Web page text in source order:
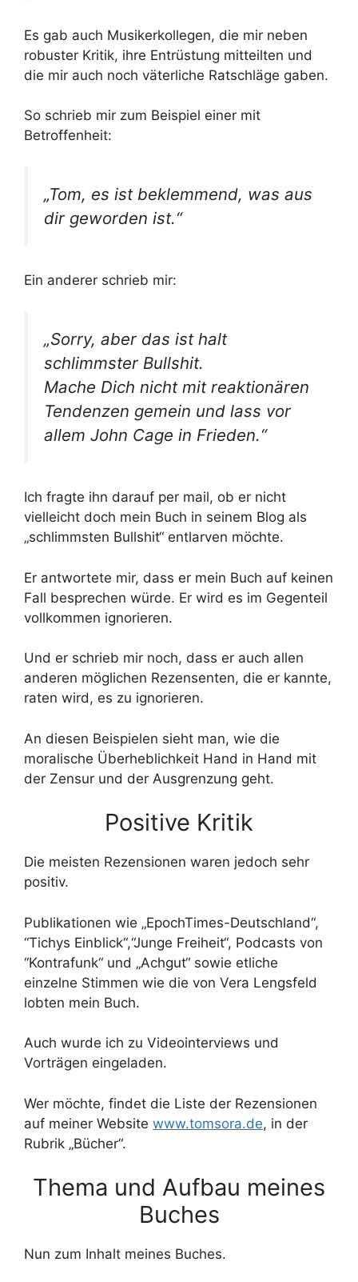
Es gab auch Musikerkollegen, die mir neben
robuster Kritik, ihre Entrüstung mitteilten und
die mir auch noch väterliche Ratschläge gaben.
So schrieb mir zum Beispiel einer mit
Betroffenheit:
„Tom, es ist beklemmend, was aus
dir geworden ist.“
Ein anderer schrieb mir:
„Sorry, aber das ist halt
schlimmster Bullshit.
Mache Dich nicht mit reaktionären
Tendenzen gemein und lass vor
allem John Cage in Frieden.“
Ich fragte ihn darauf per mail, ob er nicht
vielleicht doch mein Buch in seinem Blog als
„schlimmsten Bullshit“ entlarven möchte.
Er antwortete mir, dass er mein Buch auf keinen
Fall besprechen würde. Er wird es im Gegenteil
vollkommen ignorieren.
Und er schrieb mir noch, dass er auch allen
anderen möglichen Rezensenten, die er kannte,
raten wird, es zu ignorieren.
An diesen Beispielen sieht man, wie die
moralische Überheblichkeit Hand in Hand mit
der Zensur und der Ausgrenzung geht.
Positive Kritik
Die meisten Rezensionen waren jedoch sehr
positiv.
Publikationen wie „EpochTimes-Deutschland“,
“Tichys Einblick“,“Junge Freiheit“, Podcasts von
“Kontrafunk“ und „Achgut“ sowie etliche
einzelne Stimmen wie die von Vera Lengsfeld
lobten mein Buch.
Auch wurde ich zu Videointerviews und
Vorträgen eingeladen.
Wer möchte, findet die Liste der Rezensionen
auf meiner Website www.tomsora.de, in der
Rubrik „Bücher“.
Thema und Aufbau meines
Buches
Nun zum Inhalt meines Buches.